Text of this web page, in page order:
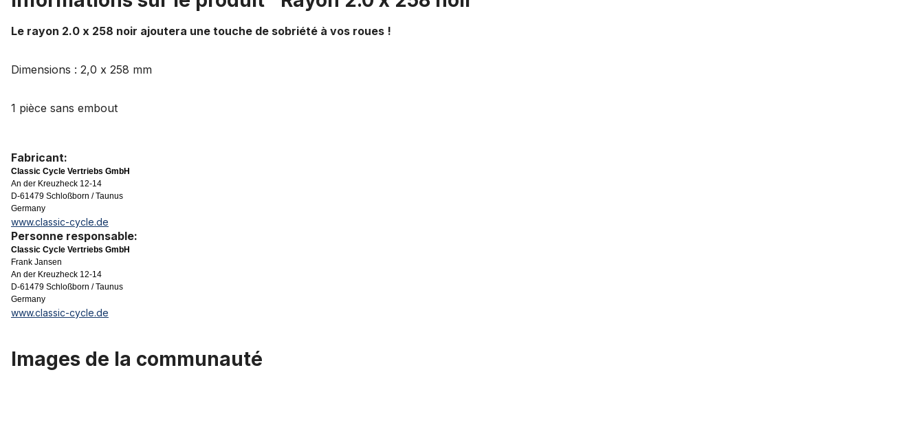
Le rayon 2.0 x 258 noir ajoutera une touche de sobriété à vos roues !
Dimensions : 2,0 x 258 mm
1 pièce sans embout
Fabricant:
Classic Cycle Vertriebs GmbH
An der Kreuzheck 12-14
D-61479 Schloßborn / Taunus
Germany
www.classic-cycle.de
Personne responsable:
Classic Cycle Vertriebs GmbH
Frank Jansen
An der Kreuzheck 12-14
D-61479 Schloßborn / Taunus
Germany
www.classic-cycle.de
Images de la communauté